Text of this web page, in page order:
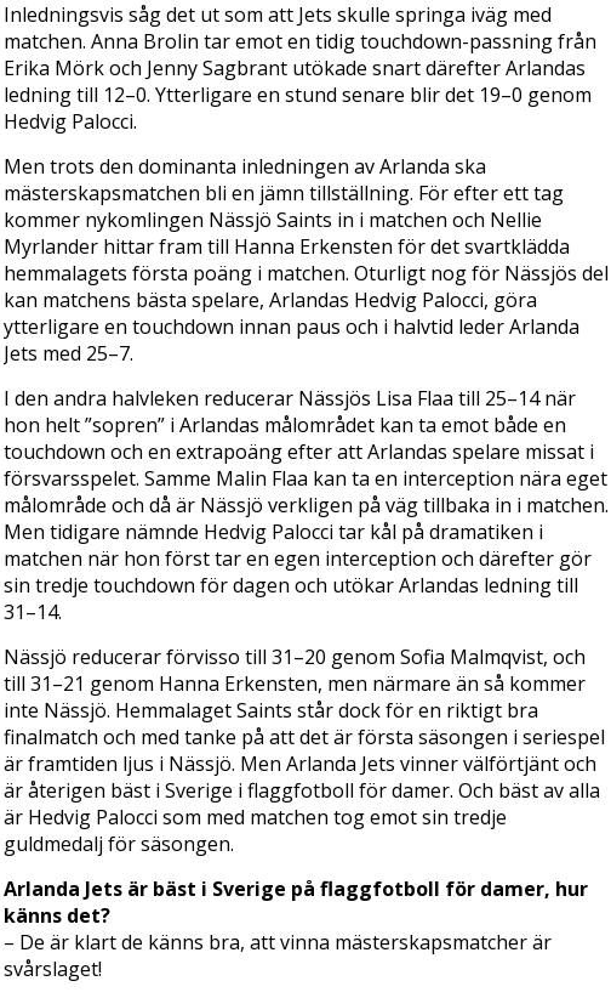
Inledningsvis såg det ut som att Jets skulle springa iväg med
matchen. Anna Brolin tar emot en tidig touchdown-passning från
Erika Mörk och Jenny Sagbrant utökade snart därefter Arlandas
ledning till 12–0. Ytterligare en stund senare blir det 19–0 genom
Hedvig Palocci.
Men trots den dominanta inledningen av Arlanda ska
mästerskapsmatchen bli en jämn tillställning. För efter ett tag
kommer nykomlingen Nässjö Saints in i matchen och Nellie
Myrlander hittar fram till Hanna Erkensten för det svartklädda
hemmalagets första poäng i matchen. Oturligt nog för Nässjös del
kan matchens bästa spelare, Arlandas Hedvig Palocci, göra
ytterligare en touchdown innan paus och i halvtid leder Arlanda
Jets med 25–7.
I den andra halvleken reducerar Nässjös Lisa Flaa till 25–14 när
hon helt ”sopren” i Arlandas målområdet kan ta emot både en
touchdown och en extrapoäng efter att Arlandas spelare missat i
försvarsspelet. Samme Malin Flaa kan ta en interception nära eget
målområde och då är Nässjö verkligen på väg tillbaka in i matchen.
Men tidigare nämnde Hedvig Palocci tar kål på dramatiken i
matchen när hon först tar en egen interception och därefter gör
sin tredje touchdown för dagen och utökar Arlandas ledning till
31–14.
Nässjö reducerar förvisso till 31–20 genom Sofia Malmqvist, och
till 31–21 genom Hanna Erkensten, men närmare än så kommer
inte Nässjö. Hemmalaget Saints står dock för en riktigt bra
finalmatch och med tanke på att det är första säsongen i seriespel
är framtiden ljus i Nässjö. Men Arlanda Jets vinner välförtjänt och
är återigen bäst i Sverige i flaggfotboll för damer. Och bäst av alla
är Hedvig Palocci som med matchen tog emot sin tredje
guldmedalj för säsongen.
Arlanda Jets är bäst i Sverige på flaggfotboll för damer, hur
känns det?
– De är klart de känns bra, att vinna mästerskapsmatcher är
svårslaget!